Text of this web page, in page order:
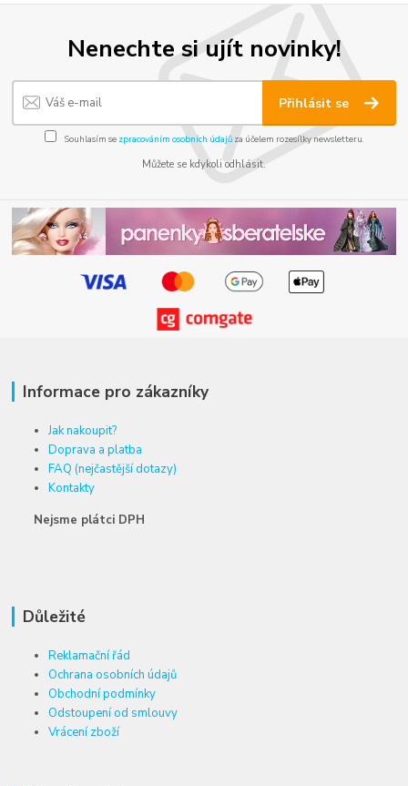
Nenechte si ujít novinky!
Přihlásit se
Souhlasím se zpracováním osobních údajůza účelem rozesílky newsletteru.
Můžete se kdykoli odhlásit.
Informace pro zákazníky
Jak nakoupit?
Doprava a platba
FAQ (nejčastější dotazy)
Kontakty
Nejsme plátci DPH
Důležité
Reklamační řád
Ochrana osobních údajů
Obchodní podmínky
Odstoupení od smlouvy
Vrácení zboží